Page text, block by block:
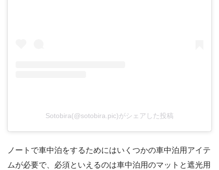
Sotobira(@sotobira.pic)がシェアした投稿
ノートで車中泊をするためにはいくつかの車中泊用アイテ
ムが必要で、必須といえるのは車中泊用のマットと遮光用